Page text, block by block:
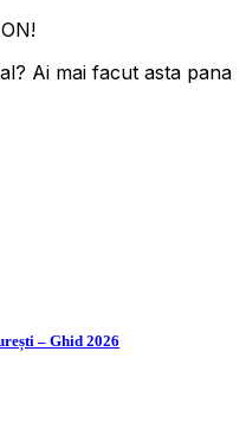
Ai mai facut asta pana
– Ghid 2026